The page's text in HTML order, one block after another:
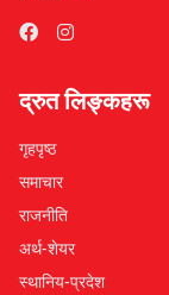
द्रुत लिङ्कहरू
गृहपृष्ठ
समाचार
राजनीति
अर्थ-शेयर
स्थानिय-प्रदेश